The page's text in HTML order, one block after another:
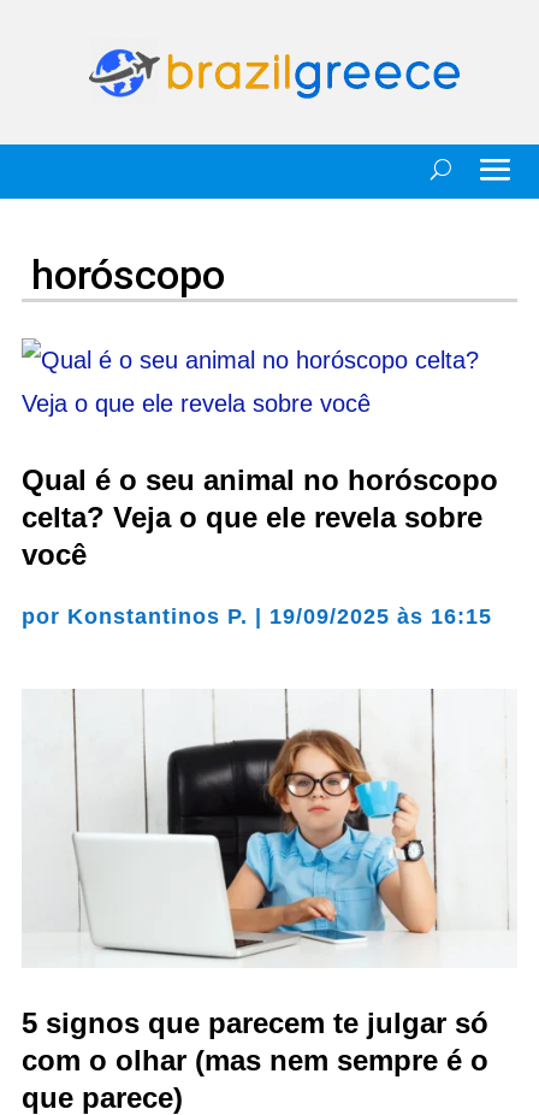
horóscopo
Qual é o seu animal no horóscopo
celta? Veja o que ele revela sobre
você
por Konstantinos P. 19/09/2025 às 16:15
5 signos que parecem te julgar só
com o olhar (mas nem sempre é o
que parece)